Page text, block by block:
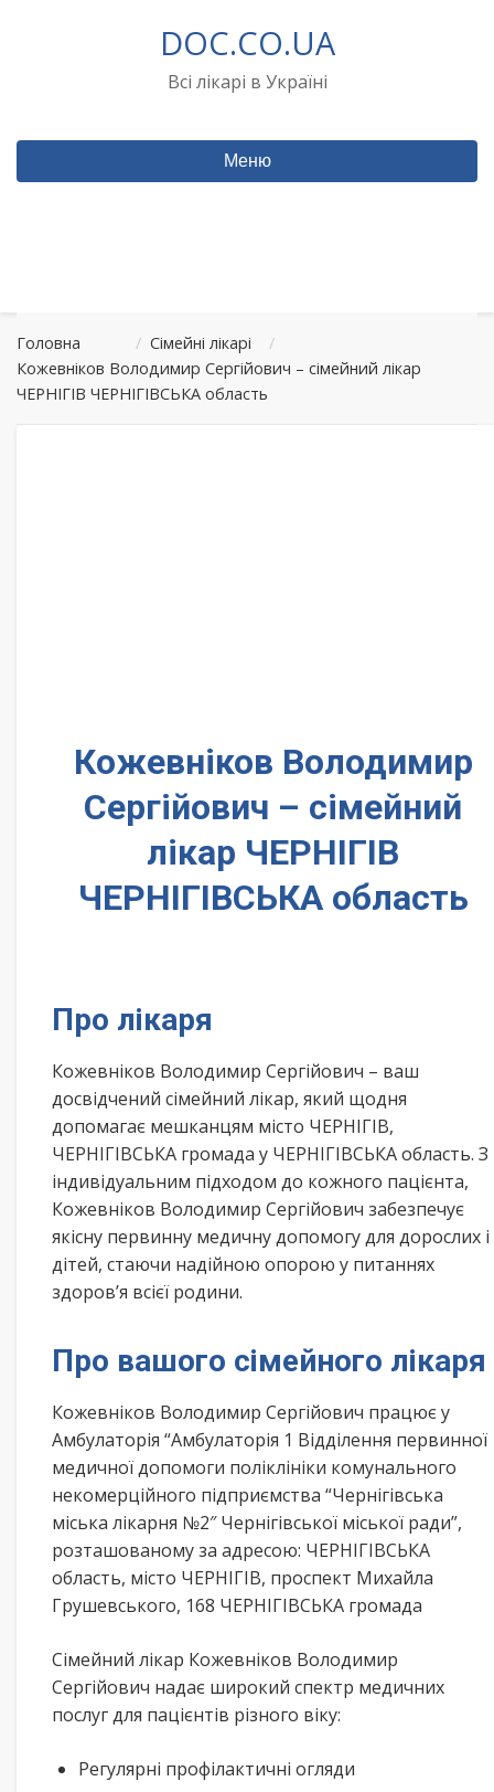
DOC.CO.UA
Всі лікарі в Україні
Меню
Головна / Сімейні лікарі
/
Кожевніков Володимир Сергійович – сімейний лікар
ЧЕРНІГІВ ЧЕРНІГІВСЬКА область
Кожевніков Володимир
Сергійович – сімейний
лікар ЧЕРНІГІВ
ЧЕРНІГІВСЬКА область
Про лікаря
Кожевніков Володимир Сергійович – ваш
досвідчений сімейний лікар, який щодня
допомагає мешканцям місто ЧЕРНІГІВ,
ЧЕРНІГІВСЬКА громада у ЧЕРНІГІВСЬКА область. З
індивідуальним підходом до кожного пацієнта,
Кожевніков Володимир Сергійович забезпечує
якісну первинну медичну допомогу для дорослих і
дітей, стаючи надійною опорою у питаннях
здоров’я всієї родини.
Про вашого сімейного лікаря
Кожевніков Володимир Сергійович працює у
Амбулаторія “Амбулаторія 1 Відділення первинної
медичної допомоги поліклініки комунального
некомерційного підприємства “Чернігівська
міська лікарня №2″ Чернігівської міської ради”,
розташованому за адресою: ЧЕРНІГІВСЬКА
область, місто ЧЕРНІГІВ, проспект Михайла
Грушевського, 168 ЧЕРНІГІВСЬКА громада
Сімейний лікар Кожевніков Володимир
Сергійович надає широкий спектр медичних
послуг для пацієнтів різного віку:
Регулярні профілактичні огляди